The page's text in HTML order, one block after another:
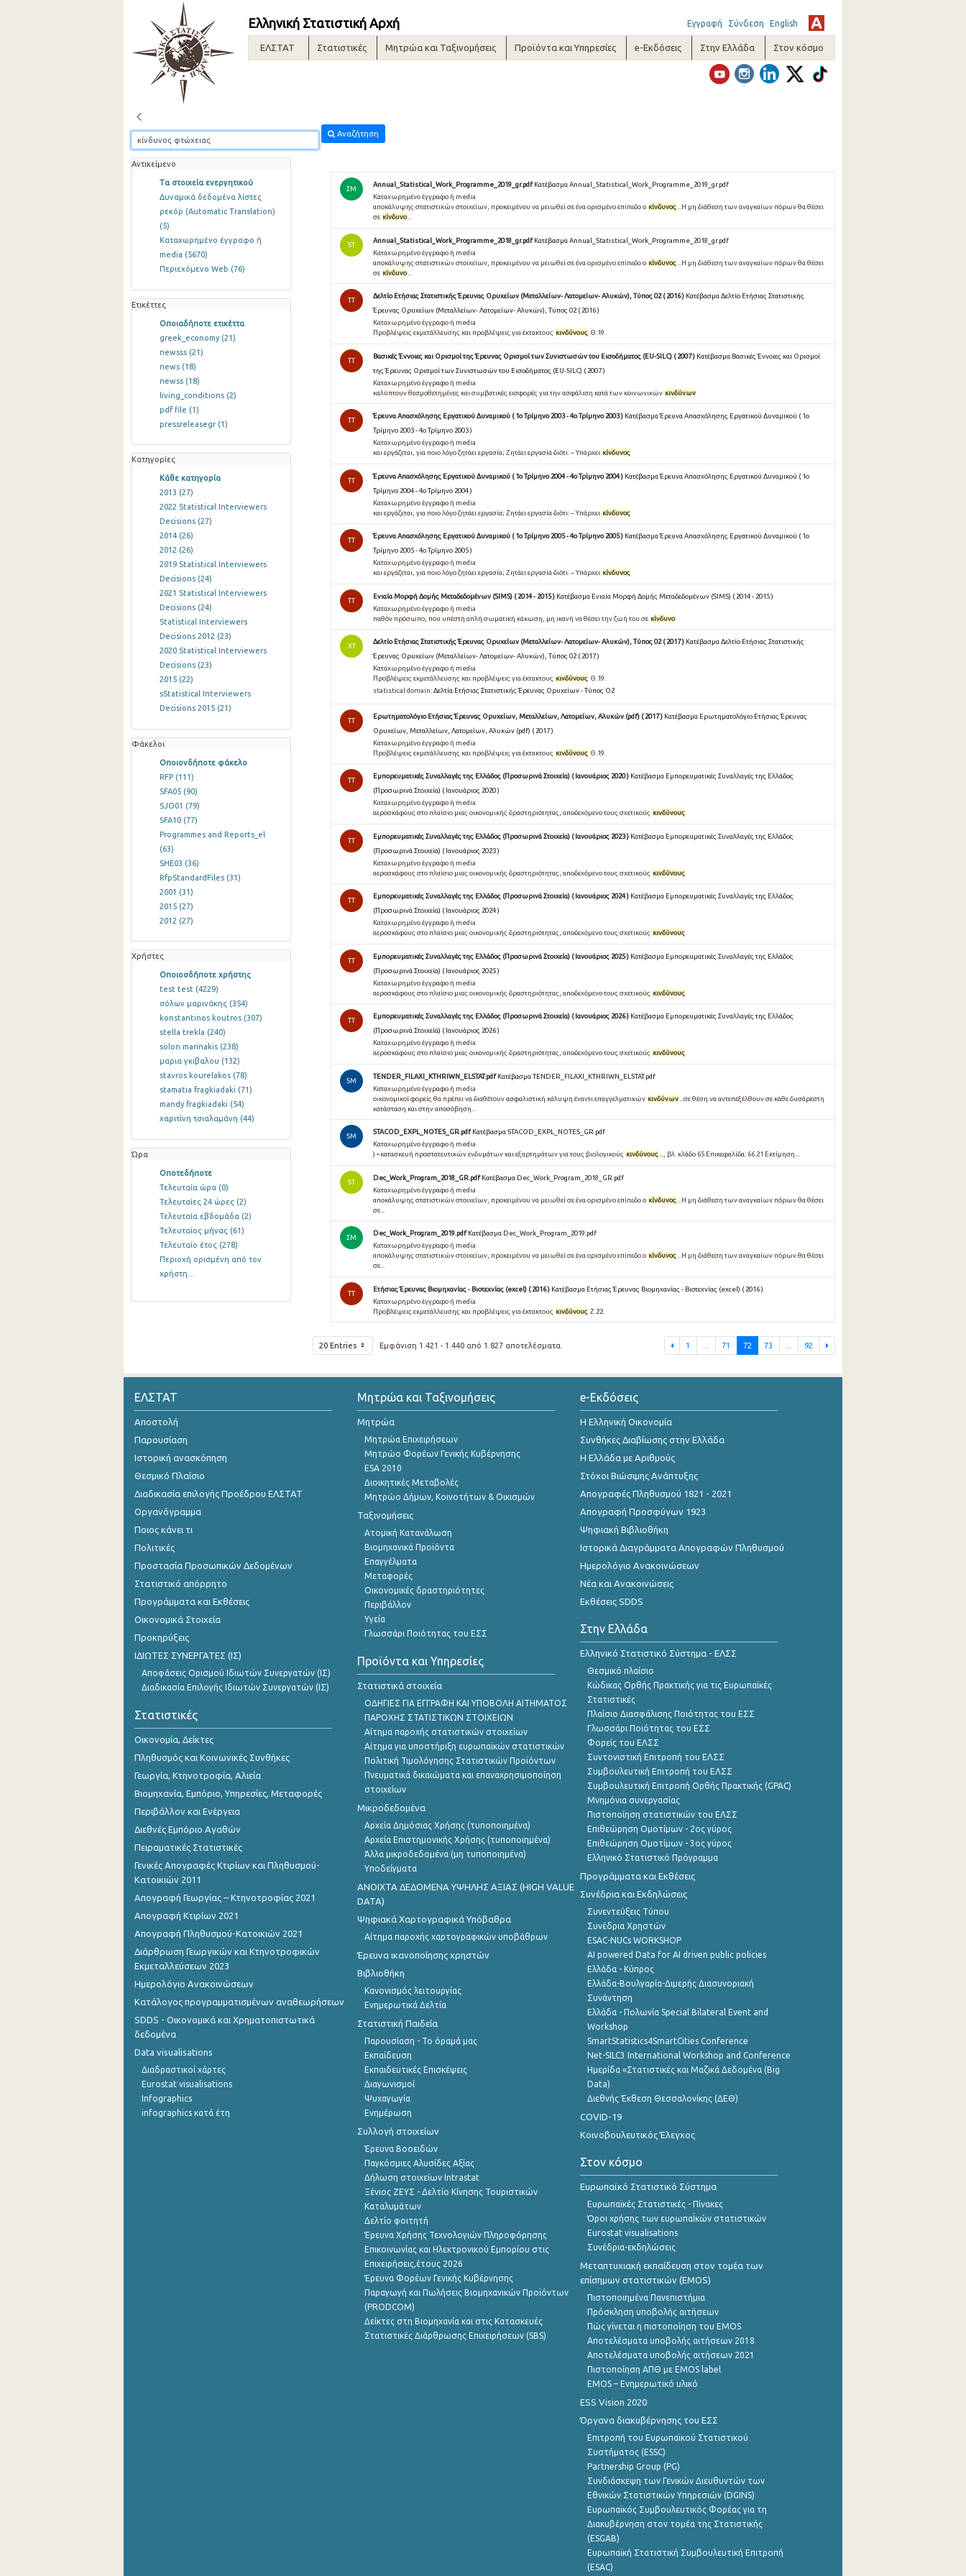
Ελληνική Στατιστική Αρχή Εγγραφή Σύνδεση English
ΕΛΣΤΑΤ Στατιστικές Μητρώα και Ταξινομήσεις Προϊόντα και Υπηρεσίες e-Εκδόσεις Στην Ελλάδα Στον κόσμο
Αναζήτηση
Αντικείμενο
Τα στοιχεία ενεργητικού
Δυναμικά δεδομένα λίστες
ρεκόρ (Automatic Translation)
(5)
Καταχωρημένο έγγραφο ή
media (5670)
Περιεχόμενο Web (76)
Ετικέττες
Οποιαδήποτε ετικέττα
greek_economy (21)
newsss (21)
news (18)
newss (18)
living_conditions (2)
pdf file (1)
pressreleasegr (1)
Κατηγορίες
Κάθε κατηγορία
2013 (27)
2022 Statistical Interviewers
Decisions (27)
2014 (26)
2012 (26)
2019 Statistical Interviewers
Decisions (24)
2021 Statistical Interviewers
Decisions (24)
Statistical Interviewers
Decisions 2012 (23)
2020 Statistical Interviewers
Decisions (23)
2015 (22)
sStatistical Interviewers
Decisions 2015 (21)
Φάκελοι
Οποιονδήποτε φάκελο
RFP (111)
SFA05 (90)
SJO01 (79)
SFA10 (77)
Programmes and Reports_el
(63)
SHE03 (36)
RfpStandardFiles (31)
2001 (31)
2015 (27)
2012 (27)
Χρήστες
Οποιοσδήποτε χρήστης
test test (4229)
σόλων μαρινάκης (354)
konstantinos koutros (307)
stella trekla (240)
solon marinakis (238)
μαρια γκιβαλου (132)
stavros kourelakos (78)
stamatia fragkiadaki (71)
mandy fragkiadaki (54)
χαριτίνη τσιαλαμάνη (44)
Ώρα
Οποτεδήποτε
Τελευταία ώρα (0)
Τελευταίες 24 ώρες (2)
Τελευταία εβδομάδα (2)
Τελευταίος μήνας (61)
Τελευταίο έτος (278)
Περιοχή ορισμένη από τον
χρήστη…
ΣΜ
Annual_Statistical_Work_Programme_2019_gr.pdf Κατέβασμα Annual_Statistical_Work_Programme_2019_gr.pdf
Καταχωρημένο έγγραφο ή media
αποκάλυψης στατιστικών στοιχείων, προκειμένου να μειωθεί σε ένα ορισμένο επίπεδο ο κίνδυνος...Η μη διάθεση των αναγκαίων πόρων θα θέσει
σε κίνδυνο...
ST
Annual_Statistical_Work_Programme_2018_gr.pdf Κατέβασμα Annual_Statistical_Work_Programme_2018_gr.pdf
Καταχωρημένο έγγραφο ή media
αποκάλυψης στατιστικών στοιχείων, προκειμένου να μειωθεί σε ένα ορισμένο επίπεδο ο κίνδυνος ...Η μη διάθεση των αναγκαίων πόρων θα θέσει
σε κίνδυνο
TT
Δελτίο Ετήσιας Στατιστικής Έρευνας Ορυχείων (Μεταλλείων- Λατομείων- Αλυκών), Τύπος 02 ( 2016 ) Κατέβασμα Δελτίο Ετήσιας Στατιστικής
Έρευνας Ορυχείων (Μεταλλείων- Λατομείων- Αλυκών), Τύπος 02 ( 2016 )
Καταχωρημένο έγγραφο ή media
Προβλέψεις εκμετάλλευσης και προβλέψεις για έκτακτους κινδύνους Θ.19.
TT
Βασικές Έννοιες και Ορισμοί της Έρευνας Ορισμοί των Συνιστωσών του Εισοδήματος (EU-SILC) ( 2007 ) Κατέβασμα Βασικές Έννοιες και Ορισμοί
της Έρευνας Ορισμοί των Συνιστωσών του Εισοδήματος (EU-SILC) ( 2007 )
Καταχωρημένο έγγραφο ή media
καλύπτουν θεσμοθετημένες και συμβατικές εισφορές για την ασφάλιση κατά των κοινωνικών κινδύνων
TT
Έρευνα Απασχόλησης Εργατικού Δυναμικού ( 1ο Τρίμηνο 2003 - 4ο Τρίμηνο 2003 ) Κατέβασμα Έρευνα Απασχόλησης Εργατικού Δυναμικού ( 1ο
Τρίμηνο 2003 - 4ο Τρίμηνο 2003 )
Καταχωρημένο έγγραφο ή media
και εργάζεται, για ποιο λόγο ζητάει εργασία; Ζητάει εργασία διότι: – Υπάρχει κίνδυνος
TT
Έρευνα Απασχόλησης Εργατικού Δυναμικού ( 1ο Τρίμηνο 2004 - 4ο Τρίμηνο 2004 ) Κατέβασμα Έρευνα Απασχόλησης Εργατικού Δυναμικού ( 1ο
Τρίμηνο 2004 - 4ο Τρίμηνο 2004 )
Καταχωρημένο έγγραφο ή media
και εργάζεται, για ποιο λόγο ζητάει εργασία; Ζητάει εργασία διότι: – Υπάρχει κίνδυνος
TT
Έρευνα Απασχόλησης Εργατικού Δυναμικού ( 1ο Τρίμηνο 2005 - 4ο Τρίμηνο 2005 ) Κατέβασμα Έρευνα Απασχόλησης Εργατικού Δυναμικού ( 1ο
Τρίμηνο 2005 - 4ο Τρίμηνο 2005 )
Καταχωρημένο έγγραφο ή media
και εργάζεται, για ποιο λόγο ζητάει εργασία; Ζητάει εργασία διότι: – Υπάρχει κίνδυνος
TT
Ενιαία Μορφή Δομής Μεταδεδομένων (SIMS) ( 2014 - 2015 ) Κατέβασμα Ενιαία Μορφή Δομής Μεταδεδομένων (SIMS) ( 2014 - 2015 )
Καταχωρημένο έγγραφο ή media
παθόν πρόσωπο, που υπέστη απλή σωµατική κάκωση, µη ικανή να θέσει την ζωή του σε κίνδυνο
ΧΤ
Δελτίο Ετήσιας Στατιστικής Έρευνας Ορυχείων (Μεταλλείων- Λατομείων- Αλυκών), Τύπος 02 ( 2017 ) Κατέβασμα Δελτίο Ετήσιας Στατιστικής
Έρευνας Ορυχείων (Μεταλλείων- Λατομείων- Αλυκών), Τύπος 02 ( 2017 )
Καταχωρημένο έγγραφο ή media
Προβλέψεις εκμετάλλευσης και προβλέψεις για έκτακτους κινδύνους Θ.19.
statistical domain:Δελτία Ετήσιας Στατιστικής Έρευνας Ορυχείων - Τύπος Ο2
TT
Ερωτηματολόγιο Ετήσιας Έρευνας Ορυχείων, Μεταλλείων, Λατομείων, Αλυκών (pdf) ( 2017 ) Κατέβασμα Ερωτηματολόγιο Ετήσιας Έρευνας
Ορυχείων, Μεταλλείων, Λατομείων, Αλυκών (pdf) ( 2017 )
Καταχωρημένο έγγραφο ή media
Προβλέψεις εκμετάλλευσης και προβλέψεις για έκτακτους κινδύνους Θ.19.
TT
Εμπορευματικές Συναλλαγές της Ελλάδος (Προσωρινά Στοιχεία) ( Ιανουάριος 2020 ) Κατέβασμα Εμπορευματικές Συναλλαγές της Ελλάδος
(Προσωρινά Στοιχεία) ( Ιανουάριος 2020 )
Καταχωρημένο έγγραφο ή media
αεροσκάφους στο πλαίσιο μιας οικονομικής δραστηριότητας, αποδεχόμενο τους σχετικούς κινδύνους
TT
Εμπορευματικές Συναλλαγές της Ελλάδος (Προσωρινά Στοιχεία) ( Ιανουάριος 2023 ) Κατέβασμα Εμπορευματικές Συναλλαγές της Ελλάδος
(Προσωρινά Στοιχεία) ( Ιανουάριος 2023 )
Καταχωρημένο έγγραφο ή media
αεροσκάφους στο πλαίσιο μιας οικονομικής δραστηριότητας, αποδεχόμενο τους σχετικούς κινδύνους
TT
Εμπορευματικές Συναλλαγές της Ελλάδος (Προσωρινά Στοιχεία) ( Ιανουάριος 2024 ) Κατέβασμα Εμπορευματικές Συναλλαγές της Ελλάδος
(Προσωρινά Στοιχεία) ( Ιανουάριος 2024 )
Καταχωρημένο έγγραφο ή media
αεροσκάφους στο πλαίσιο μιας οικονομικής δραστηριότητας, αποδεχόμενο τους σχετικούς κινδύνους
TT
Εμπορευματικές Συναλλαγές της Ελλάδος (Προσωρινά Στοιχεία) ( Ιανουάριος 2025 ) Κατέβασμα Εμπορευματικές Συναλλαγές της Ελλάδος
(Προσωρινά Στοιχεία) ( Ιανουάριος 2025 )
Καταχωρημένο έγγραφο ή media
αεροσκάφους στο πλαίσιο μιας οικονομικής δραστηριότητας, αποδεχόμενο τους σχετικούς κινδύνους
TT
Εμπορευματικές Συναλλαγές της Ελλάδος (Προσωρινά Στοιχεία) ( Ιανουάριος 2026 ) Κατέβασμα Εμπορευματικές Συναλλαγές της Ελλάδος
(Προσωρινά Στοιχεία) ( Ιανουάριος 2026 )
Καταχωρημένο έγγραφο ή media
αεροσκάφους στο πλαίσιο μιας οικονομικής δραστηριότητας, αποδεχόμενο τους σχετικούς κινδύνους
SM
TENDER_FILAXI_KTHRIWN_ELSTAT.pdf Κατέβασμα TENDER_FILAXI_KTHRIWN_ELSTAT.pdf
Καταχωρημένο έγγραφο ή media
οικονομικοί φορείς θα πρέπει να διαθέτουν ασφαλιστική κάλυψη έναντι επαγγελματικών κινδύνων ...σε θέση να αντεπεξέλθουν σε κάθε δυσάρεστη
κατάσταση και στην αποσόβηση...
SM
STACOD_EXPL_NOTES_GR.pdf Κατέβασμα STACOD_EXPL_NOTES_GR.pdf
Καταχωρημένο έγγραφο ή media
) • κατασκευή προστατευτικών ενδυμάτων και εξαρτημάτων για τους βιολογικούς κινδύνους..., βλ. κλάδο 65 Επικεφαλίδα: 66.21 Εκτίμηση...
ST
Dec_Work_Program_2018_GR.pdf Κατέβασμα Dec_Work_Program_2018_GR.pdf
Καταχωρημένο έγγραφο ή media
αποκάλυψης στατιστικών στοιχείων, προκειμένου να μειωθεί σε ένα ορισμένο επίπεδο ο κίνδυνος ...Η μη διάθεση των αναγκαίων πόρων θα θέσει
σε...
ΣΜ
Dec_Work_Program_2019.pdf Κατέβασμα Dec_Work_Program_2019.pdf
Καταχωρημένο έγγραφο ή media
αποκάλυψης στατιστικών στοιχείων, προκειμένου να μειωθεί σε ένα ορισμένο επίπεδο ο κίνδυνος...Η μη διάθεση των αναγκαίων πόρων θα θέσει
σε...
TT
Ετήσιας Έρευνας Βιομηχανίας - Βιοτεχνίας (excel) ( 2016 ) Κατέβασμα Ετήσιας Έρευνας Βιομηχανίας - Βιοτεχνίας (excel) ( 2016 )
Καταχωρημένο έγγραφο ή media
Προβλέψεις εκμετάλλευσης και προβλέψεις για έκτακτους κινδύνους Ζ.22.
20 Entries Εμφάνιση 1.421 - 1.440 από 1.827 αποτελέσματα. 1 71 72 73 92
ΕΛΣΤΑΤ
Αποστολή
Παρουσίαση
Ιστορική ανασκόπηση
Θεσμικό Πλαίσιο
Διαδικασία επιλογής Προέδρου ΕΛΣΤΑΤ
Οργανόγραμμα
Ποιος κάνει τι
Πολιτικές
Προστασία Προσωπικών Δεδομένων
Στατιστικό απόρρητο
Προγράμματα και Εκθέσεις
Οικονομικά Στοιχεία
Προκηρύξεις
ΙΔΙΩΤΕΣ ΣΥΝΕΡΓΑΤΕΣ (ΙΣ)
Αποφάσεις Ορισμού Ιδιωτών Συνεργατών (ΙΣ)
Διαδικασία Επιλογής Ιδιωτών Συνεργατών (ΙΣ)
Στατιστικές
Οικονομία, Δείκτες
Πληθυσμός και Κοινωνικές Συνθήκες
Γεωργία, Κτηνοτροφία, Αλιεία
Βιομηχανία, Εμπόριο, Υπηρεσίες, Μεταφορές
Περιβάλλον και Ενέργεια
Διεθνές Εμπόριο Αγαθών
Πειραματικές Στατιστικές
Γενικές Απογραφές Κτιρίων και Πληθυσμού-
Κατοικιών 2011
Απογραφή Γεωργίας – Κτηνοτροφίας 2021
Απογραφή Κτιρίων 2021
Απογραφή Πληθυσμού-Κατοικιών 2021
Διάρθρωση Γεωργικών και Κτηνοτροφικών
Εκμεταλλεύσεων 2023
Ημερολόγιο Ανακοινώσεων
Κατάλογος προγραμματισμένων αναθεωρήσεων
SDDS - Οικονομικά και Χρηματοπιστωτικά
δεδομένα
Data visualisations
Διαδραστικοί χάρτες
Eurostat visualisations
Infographics
infographics κατά έτη
Μητρώα και Ταξινομήσεις
Μητρώα
Μητρώα Επιχειρήσεων
Μητρώο Φορέων Γενικής Κυβέρνησης
ESA 2010
Διοικητικές Μεταβολές
Μητρώο Δήμων, Κοινοτήτων & Οικισμών
Ταξινομήσεις
Ατομική Κατανάλωση
Βιομηχανικά Προϊόντα
Επαγγέλματα
Μεταφορές
Οικονομικές δραστηριότητες
Περιβάλλον
Υγεία
Γλωσσάρι Ποιότητας του ΕΣΣ
Προϊόντα και Υπηρεσίες
Στατιστικά στοιχεία
ΟΔΗΓΙΕΣ ΓΙΑ ΕΓΓΡΑΦΗ ΚΑΙ ΥΠΟΒΟΛΗ ΑΙΤΗΜΑΤΟΣ
ΠΑΡΟΧΗΣ ΣΤΑΤΙΣΤΙΚΩΝ ΣΤΟΙΧΕΙΩΝ
Αίτημα παροχής στατιστικών στοιχείων
Αίτημα για υποστήριξη ευρωπαϊκών στατιστικών
Πολιτική Τιμολόγησης Στατιστικών Προϊόντων
Πνευματικά δικαιώματα και επαναχρησιμοποίηση
στοιχείων
Μικροδεδομένα
Αρχεία Δημόσιας Χρήσης (τυποποιημένα)
Αρχεία Επιστημονικής Χρήσης (τυποποιημένα)
Άλλα μικροδεδομένα (μη τυποποιημένα)
Υποδείγματα
ANOIXTA ΔΕΔΟΜΕΝΑ ΥΨΗΛΗΣ ΑΞΙΑΣ (HIGH VALUE
DATA)
Ψηφιακά Χαρτογραφικά Υπόβαθρα
Αίτημα παροχής χαρτογραφικών υποβάθρων
Έρευνα ικανοποίησης χρηστών
Βιβλιοθήκη
Κανονισμός λειτουργίας
Ενημερωτικά Δελτία
Στατιστική Παιδεία
Παρουσίαση - Το όραμά μας
Εκπαίδευση
Εκπαιδευτικές Επισκέψεις
Διαγωνισμοί
Ψυχαγωγία
Ενημέρωση
Συλλογή στοιχείων
Έρευνα Βοοειδών
Παγκόσμιες Αλυσίδες Αξίας
Δήλωση στοιχείων Intrastat
Ξένιος ΖΕΥΣ - Δελτίο Κίνησης Τουριστικών
Καταλυμάτων
Δελτίο φοιτητή
Έρευνα Χρήσης Τεχνολογιών Πληροφόρησης
Επικοινωνίας και Ηλεκτρονικού Εμπορίου στις
Επιχειρήσεις,έτους 2026
Έρευνα Φορέων Γενικής Κυβέρνησης
Παραγωγή και Πωλήσεις Βιομηχανικών Προϊόντων
(PRODCOM)
Δείκτες στη Βιομηχανία και στις Κατασκευές
Στατιστικές Διάρθρωσης Επιχειρήσεων (SBS)
e-Εκδόσεις
Η Ελληνική Οικονομία
Συνθήκες Διαβίωσης στην Ελλάδα
Η Ελλάδα με Αριθμούς
Στόχοι Βιώσιμης Ανάπτυξης
Απογραφές Πληθυσμού 1821 - 2021
Απογραφή Προσφύγων 1923
Ψηφιακή Βιβλιοθήκη
Ιστορικά Διαγράμματα Απογραφών Πληθυσμού
Ημερολόγιο Ανακοινώσεων
Νέα και Ανακοινώσεις
Εκθέσεις SDDS
Στην Ελλάδα
Ελληνικό Στατιστικό Σύστημα - ΕΛΣΣ
Θεσμικό πλαίσιο
Κώδικας Ορθής Πρακτικής για τις Ευρωπαϊκές
Στατιστικές
Πλαίσιο Διασφάλισης Ποιότητας του ΕΣΣ
Γλωσσάρι Ποιότητας του ΕΣΣ
Φορείς του ΕΛΣΣ
Συντονιστική Επιτροπή του ΕΛΣΣ
Συμβουλευτική Επιτροπή του ΕΛΣΣ
Συμβουλευτική Επιτροπή Ορθής Πρακτικής (GPAC)
Μνημόνια συνεργασίας
Πιστοποίηση στατιστικών του ΕΛΣΣ
Επιθεώρηση Ομοτίμων - 2ος γύρος
Επιθεώρηση Ομοτίμων - 3ος γύρος
Ελληνικό Στατιστικό Πρόγραμμα
Προγράμματα και Εκθέσεις
Συνέδρια και Εκδηλώσεις
Συνεντεύξεις Τύπου
Συνέδρια Χρηστών
ESAC-NUCs WORKSHOP
AI powered Data for AI driven public policies
Ελλάδα - Κύπρος
Ελλάδα-Βουλγαρία-Διμερής Διασυνοριακή
Συνάντηση
Ελλάδα - Πολωνία Special Bilateral Event and
Workshop
SmartStatistics4SmartCities Conference
Net-SILC3 International Workshop and Conference
Ημερίδα «Στατιστικές και Μαζικά Δεδομένα (Big
Data)
Διεθνής Έκθεση Θεσσαλονίκης (ΔΕΘ)
COVID-19
Κοινοβουλευτικός Έλεγχος
Στον κόσμο
Ευρωπαϊκό Στατιστικό Σύστημα
Ευρωπαϊκές Στατιστικές - Πίνακες
Όροι χρήσης των ευρωπαΪκών στατιστικών
Eurostat visualisations
Συνέδρια-εκδηλώσεις
Μεταπτυχιακή εκπαίδευση στον τομέα των
επίσημων στατιστικών (EMOS)
Πιστοποιημένα Πανεπιστήμια
Πρόσκληση υποβολής αιτήσεων
Πώς γίνεται η πιστοποίηση του EMOS
Αποτελέσματα υποβολής αιτήσεων 2018
Αποτελέσματα υποβολής αιτήσεων 2021
Πιστοποίηση ΑΠΘ με EMOS label
EMOS – Ενημερωτικό υλικό
ESS Vision 2020
Όργανα διακυβέρνησης του ΕΣΣ
Επιτροπή του Ευρωπαϊκού Στατιστικού
Συστήματος (ESSC)
Partnership Group (PG)
Συνδιάσκεψη των Γενικών Διευθυντών των
Εθνικών Στατιστικών Υπηρεσιών (DGINS)
Ευρωπαϊκός Συμβουλευτικός Φορέας για τη
Διακυβέρνηση στον τομέα της Στατιστικής
(ESGAB)
Ευρωπαϊκή Στατιστική Συμβουλευτική Επιτροπή
(ESAC)